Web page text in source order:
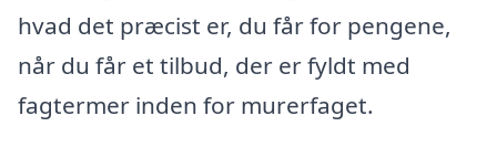
hvad det præcist er, du får for pengene,
når du får et tilbud, der er fyldt med
fagtermer inden for murerfaget.